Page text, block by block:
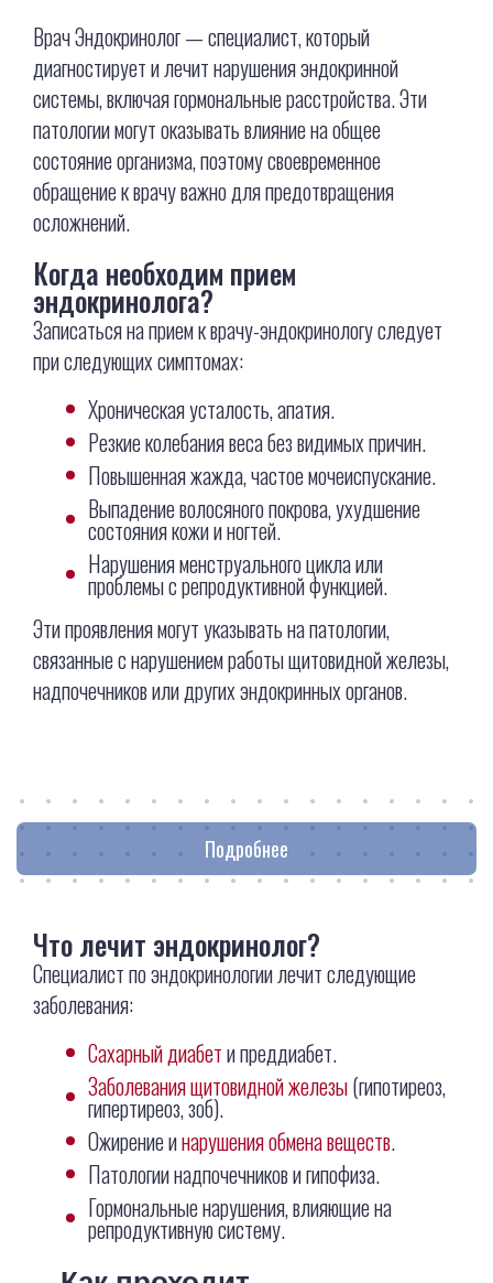
Врач Эндокринолог — специалист, который
диагностирует и лечит нарушения эндокринной
системы, включая гормональные расстройства. Эти
патологии могут оказывать влияние на общее
состояние организма, поэтому своевременное
обращение к врачу важно для предотвращения
осложнений.
Когда необходим прием
эндокринолога?
Записаться на прием к врачу-эндокринологу следует
при следующих симптомах:
Хроническая усталость, апатия.
Резкие колебания веса без видимых причин.
Повышенная жажда, частое мочеиспускание.
Выпадение волосяного покрова, ухудшение
состояния кожи и ногтей.
Нарушения менструального цикла или
проблемы с репродуктивной функцией.
Эти проявления могут указывать на патологии,
связанные с нарушением работы щитовидной железы,
надпочечников или других эндокринных органов.
Подробнее
Что лечит эндокринолог?
Специалист по эндокринологии лечит следующие
заболевания:
Сахарный диабети преддиабет.
Заболевания щитовидной железы(гипотиреоз,
гипертиреоз, зоб).
Ожирение инарушения обмена веществ.
Патологии надпочечников и гипофиза.
Гормональные нарушения, влияющие на
репродуктивную систему.